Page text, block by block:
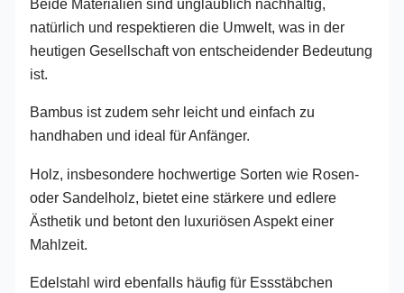
Beide Materialien sind unglaublich nachhaltig,
natürlich und respektieren die Umwelt, was in der
heutigen Gesellschaft von entscheidender Bedeutung
ist.
Bambus ist zudem sehr leicht und einfach zu
handhaben und ideal für Anfänger.
Holz, insbesondere hochwertige Sorten wie Rosen-
oder Sandelholz, bietet eine stärkere und edlere
Ästhetik und betont den luxuriösen Aspekt einer
Mahlzeit.
Edelstahl wird ebenfalls häufig für Essstäbchen